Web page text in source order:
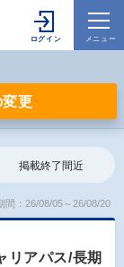
更
掲載終了間近
間：26/08/05～26/08/20
リアパス/長期